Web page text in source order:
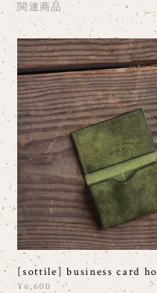
関連商品
[sottile] business card
¥6,600